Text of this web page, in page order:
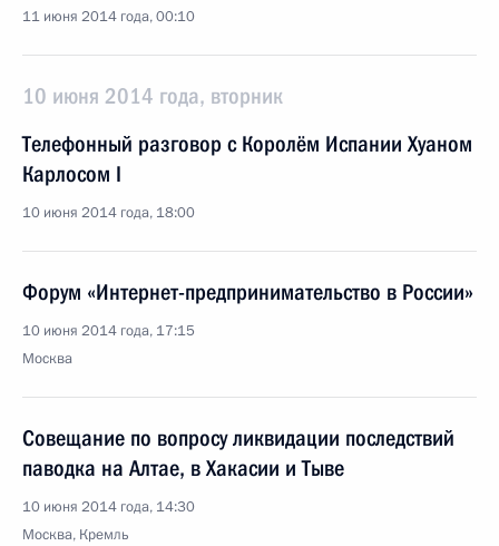
11 июня 2014 года, 00:10
10 июня 2014 года, вторник
Телефонный разговор с Королём Испании Хуаном
Карлосом I
10 июня 2014 года, 18:00
Форум «Интернет-предпринимательство в России»
10 июня 2014 года, 17:15
Москва
Совещание по вопросу ликвидации последствий
паводка на Алтае, в Хакасии и Тыве
10 июня 2014 года, 14:30
Москва, Кремль